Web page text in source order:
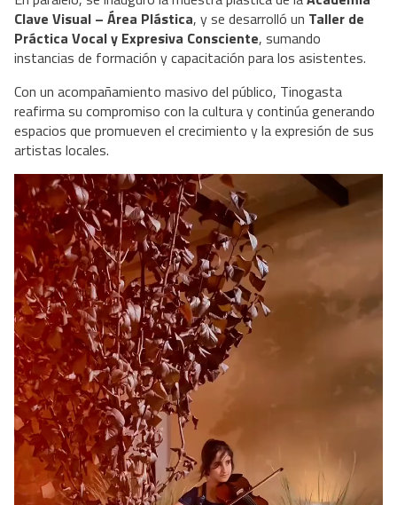
Clave Visual – Área Plástica, y se desarrolló un Taller de
Práctica Vocal y Expresiva Consciente, sumando
instancias de formación y capacitación para los asistentes.
Con un acompañamiento masivo del público, Tinogasta
reafirma su compromiso con la cultura y continúa generando
espacios que promueven el crecimiento y la expresión de sus
artistas locales.